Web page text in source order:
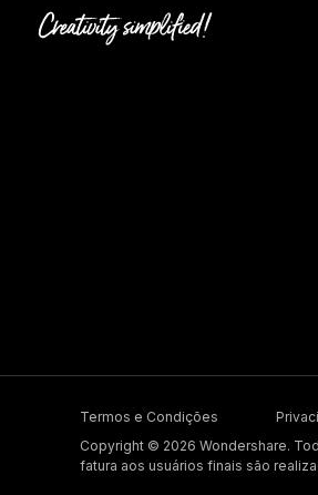
Termos e Condições
Copyright © 2026 Wondershare.
fatura aos usuários finais são